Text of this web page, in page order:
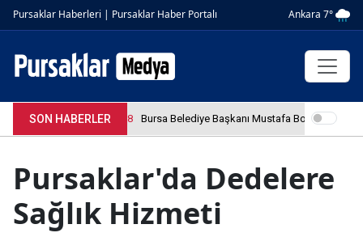
Pursaklar Haberleri | Pursaklar Haber Portalı Ankara 7°
SON HABERLER
4.04.2026 12:36:08 Bursa Belediye Başkanı Mustafa Bozbey
Pursaklar'da Dedelere
Sağlık Hizmeti